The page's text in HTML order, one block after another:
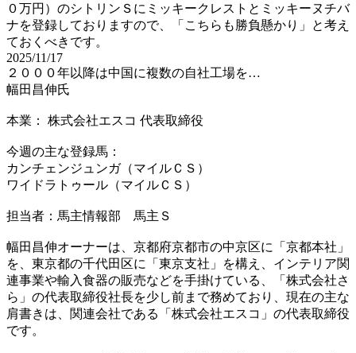
０万円）のシトリンＳにミッキークレストとミッキーヌチバ
ナを登録しておりますので、「こちらも勝負懸かり」と考え
ておくべきです。
2025/11/17
２０００年以降は中国に複数の自社工場を…
幅田昌伸氏
本業： 株式会社エスコ 代表取締役
今週の主な登録馬：
カンチェンジュンガ（マイルＣＳ）
ワイドラトゥール（マイルＣＳ）
担当者：馬主情報部 馬主Ｓ
幅田昌伸オーナーは、京都府京都市の中京区に「京都本社」
を、東京都の千代田区に「東京支社」を構え、インテリア関
連事業や輸入食器の販売などを手掛けている、「株式会社さ
ら」の代表取締役社長を少し前まで務めており、現在の主な
肩書きは、関連会社である「株式会社エスコ」の代表取締役
です。